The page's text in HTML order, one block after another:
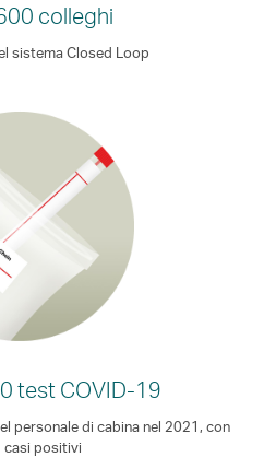
colleghi
sistema Closed Loop
test COVID-19
personale di cabina nel 2021, con
casi positivi